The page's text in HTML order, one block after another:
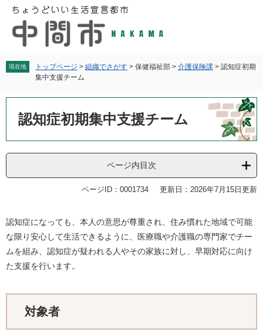
へ
現在地 トップページ > 組織でさがす > 保健福祉部 > 介護保険課 > 認知症初期
集中支援チーム
認知症初期集中支援チーム
ページ内目次
ページID：0001734 更新日：2026年7月15日更新
認知症になっても、本人の意思が尊重され、住み慣れた地域で可能
な限り安心して生活できるように、医療職や介護職の専門家でチー
ムを組み、認知症が疑われる人やその家族に対し、早期対応に向け
た支援を行います。
対象者